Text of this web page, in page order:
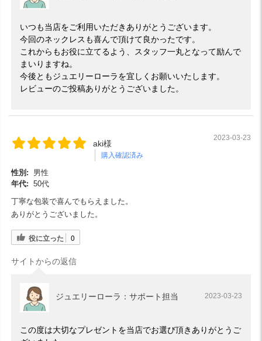
いつも当店をご利用いただきありがとうございます。
今回のネックレスも喜んで頂けて良かったです。
これからもお役に立てるよう、スタッフ一丸となって励んで
まいりますね。
今後ともジュエリーローラを宜しくお願いいたします。
レビューのご投稿ありがとうございました。
aki様
購入確認済み
2023-03-23
性別:
男性
年代: 50代
丁寧な包装で喜んでもらえました。
ありがとうございました。
役に立った 0
サイトからの返信
ジュエリーローラ：サポート担当 2023-03-23
この度は大切なプレゼントを当店でお選び頂きありがとうご